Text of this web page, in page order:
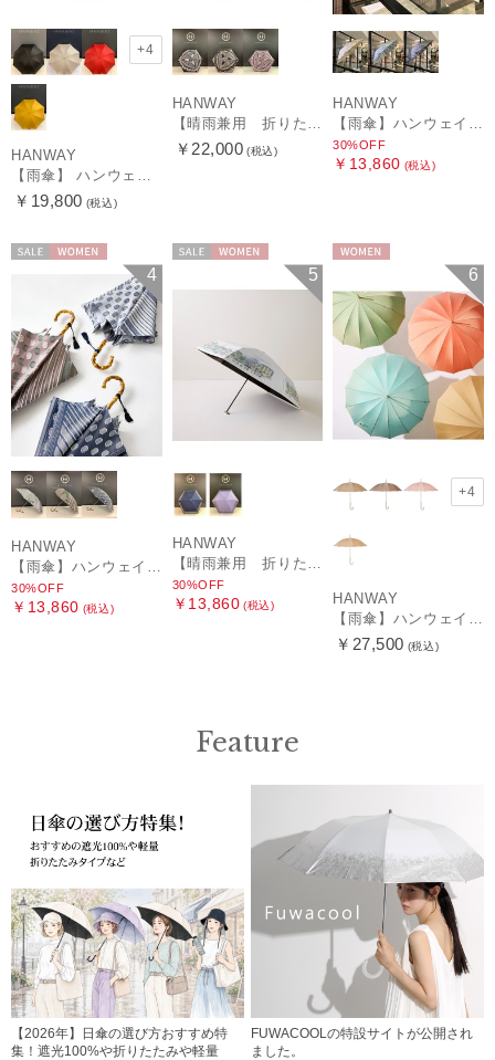
+4
HANWAY
【雨傘】 ハンウェイ （HANWAY） Couturier クチュリエ 長傘 日本製
￥19,800 (税込)
HANWAY
【晴雨兼用 折りたたみ日傘】ハンウェイ（ＨＡＮＷＡＹ）Vestido de frida（べスティード・デ・フリーダ）
￥22,000 (税込)
HANWAY
【雨傘】ハンウェイ (HANWAY) Lily CJ（リリー・シー・ジェー） 日本製 親骨：51～55cm
30%OFF
￥13,860 (税込)
4
HANWAY
30%OFF
￥13,860 (税込)
5
HANWAY
30%OFF
￥13,860 (税込)
6
+4
HANWAY
￥27,500 (税込)
Feature
【2026年】日傘の選び方おすすめ特
集！遮光100%や折りたたみや軽量
FUWACOOLの特設サイトが公開され
ました。